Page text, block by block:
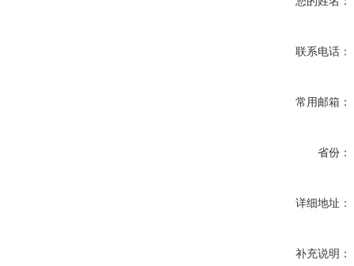
联系电话：
常用邮箱：
省份：
详细地址：
补充说明：